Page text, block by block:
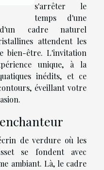
s'arrêter le
temps d'une
cadre naturel
attendent les
bien-être. L'invitation
unique, à la
inédits, et ce
éveillant votre
de verdure où les
se fondent avec
ambiant. Là, le cadre